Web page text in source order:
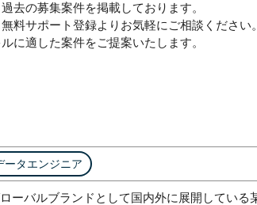
去の募集案件を掲載しております。
料サポート登録よりお気軽にご相談ください。
に適した案件をご提案いたします。
ータエンジニア
ーバルブランドとして国内外に展開してい